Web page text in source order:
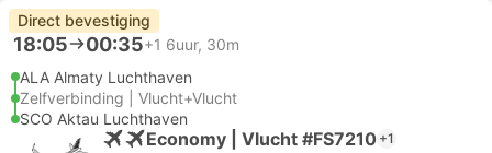
Direct bevestiging
18:05 00:35+1 6uur, 30m
ALA Almaty Luchthaven
Zelfverbinding | Vlucht+Vlucht
SCO Aktau Luchthaven
Economy | Vlucht #FS7210 +1